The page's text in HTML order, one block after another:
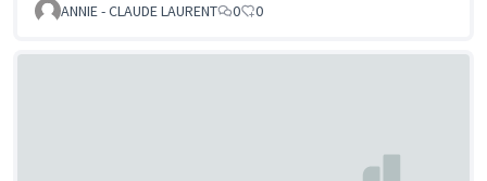
ANNIE - CLAUDE LAURENT
0 0